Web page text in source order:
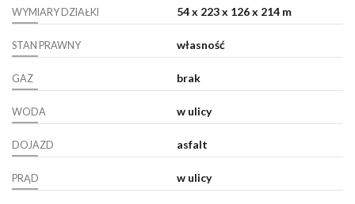
WYMIARY DZIAŁKI 54 x 223 x 126 x 214 m
STAN PRAWNY własność
GAZ brak
WODA w ulicy
DOJAZD asfalt
PRĄD w ulicy